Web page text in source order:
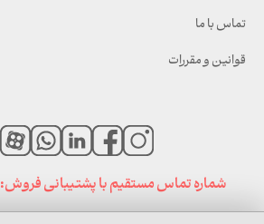
تماس با ما
قوانین و مقررات
شماره تماس مستقیم با پشتیبانی فروش: